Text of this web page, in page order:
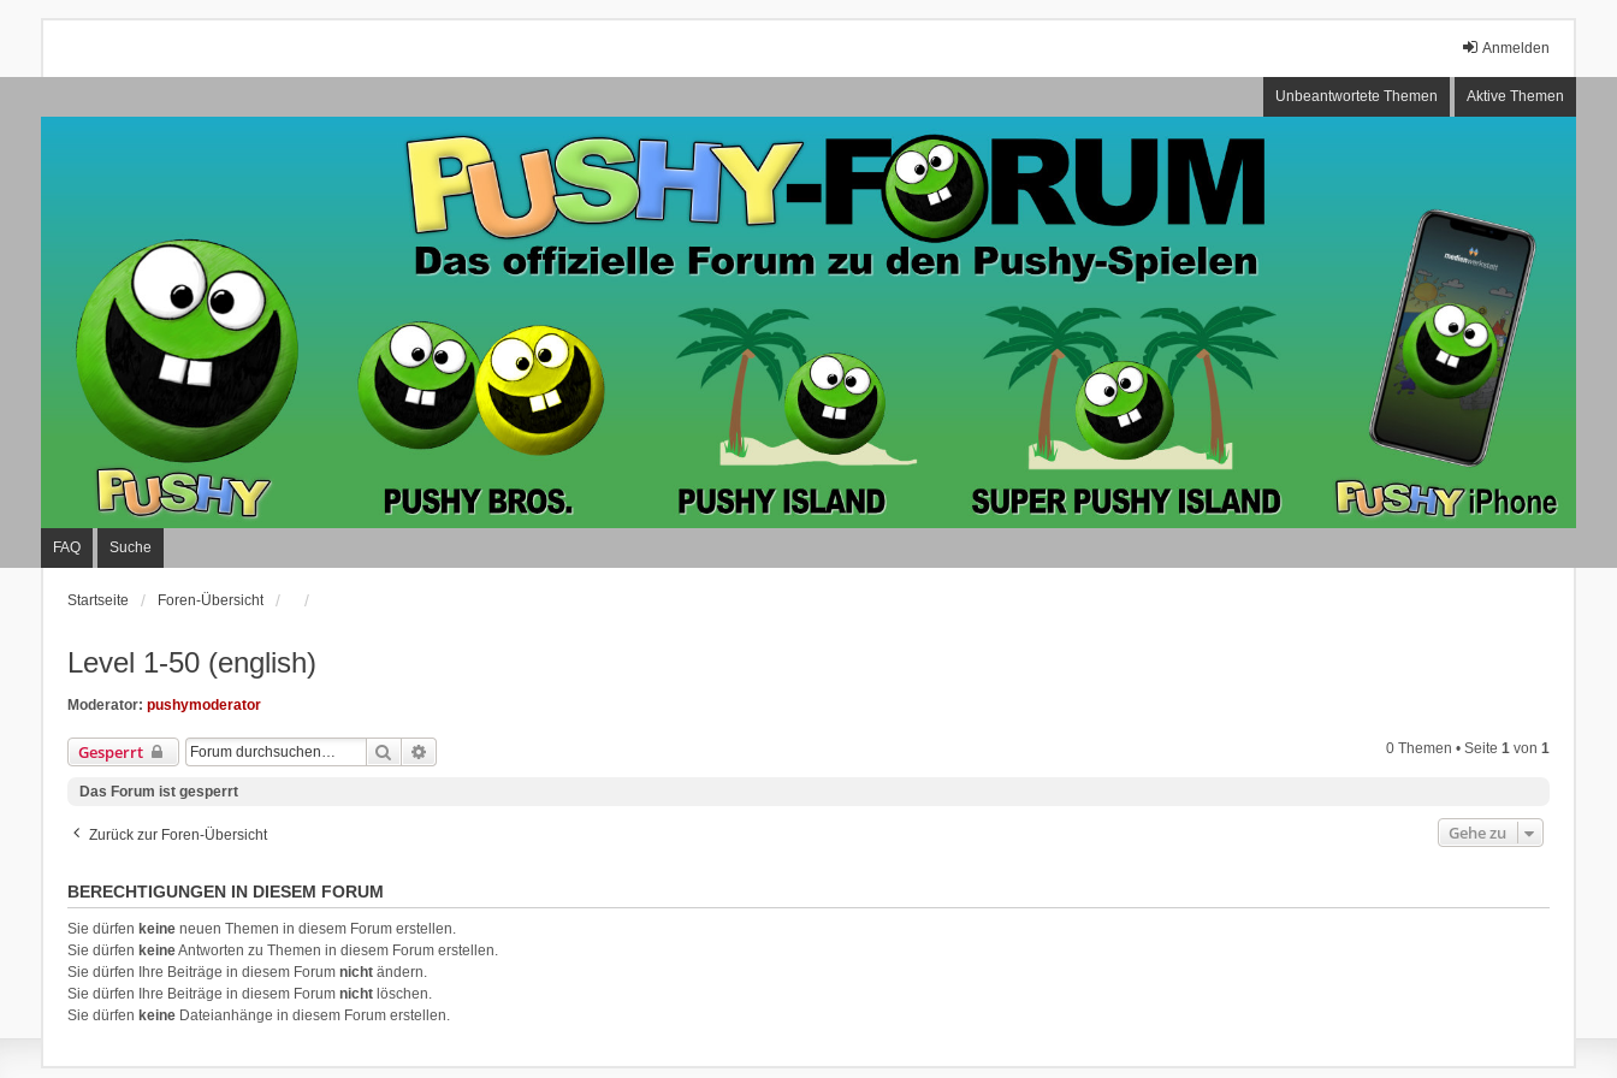
Anmelden
Unbeantwortete Themen Aktive Themen
FAQ Suche
Startseite Foren-Übersicht
Level 1-50 (english)
Moderator: pushymoderator
Gesperrt Suche 0 Themen • Seite1 von1
Das Forum ist gesperrt
Zurück zur Foren-Übersicht Gehe zu
BERECHTIGUNGEN IN DIESEM FORUM
Sie dürfen keineneuen Themen in diesem Forum erstellen.
Sie dürfen keineAntworten zu Themen in diesem Forum erstellen.
Sie dürfen Ihre Beiträge in diesem Forum nichtändern.
Sie dürfen Ihre Beiträge in diesem Forum nichtlöschen.
Sie dürfen keineDateianhänge in diesem Forum erstellen.